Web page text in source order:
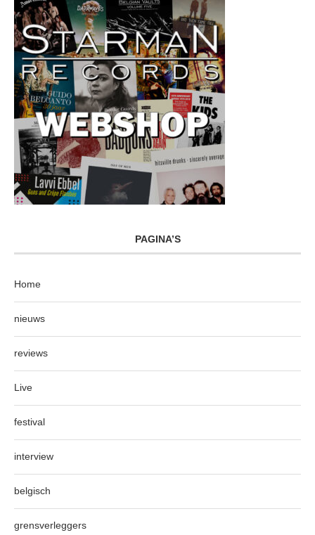
PAGINA’S
Home
nieuws
reviews
Live
festival
interview
belgisch
grensverleggers